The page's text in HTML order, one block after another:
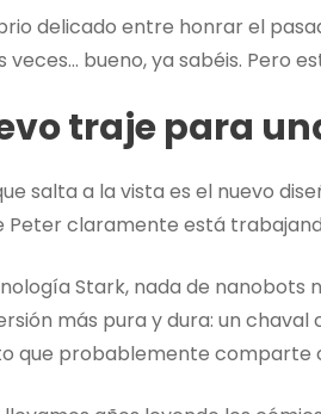
delicado entre honrar el
veces… bueno, ya sabéis. Pero
traje para
salta a la vista es el nuevo
Peter claramente está
Stark, nada de nanobots
más pura y dura: un
que probablemente comparte